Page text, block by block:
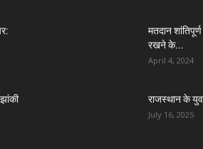
मतदान
रखने के...
April 4, 2024
राजस्थान के
July 16, 2025